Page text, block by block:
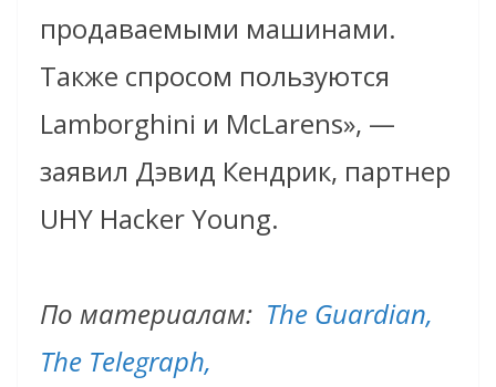
продаваемыми машинами.
Также спросом пользуются
Lamborghini и McLarens», —
заявил Дэвид Кендрик, партнер
UHY Hacker Young.
По материалам: The Guardian,
The Telegraph,